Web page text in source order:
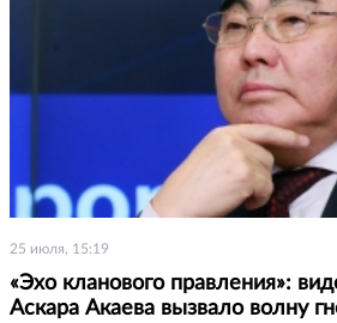
25 июля, 15:19
«Эхо кланового правления»:
Аскара Акаева вызвало волну